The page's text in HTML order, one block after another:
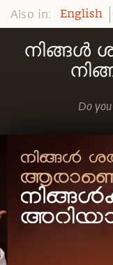
Also in: English
നിങ്ങൾ
Do